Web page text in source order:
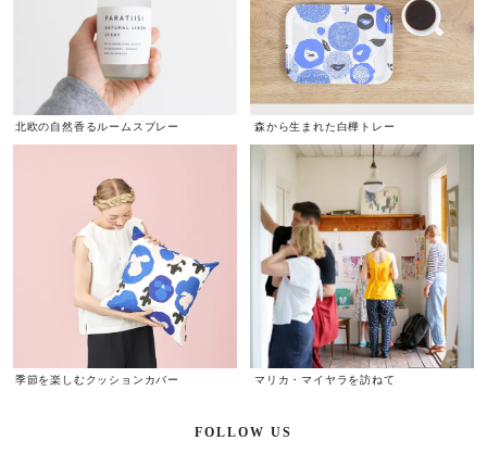
北欧の自然香るルームスプレー 森から生まれた白樺トレー
季節を楽しむクッションカバー マリカ・マイヤラを訪ねて
FOLLOW US